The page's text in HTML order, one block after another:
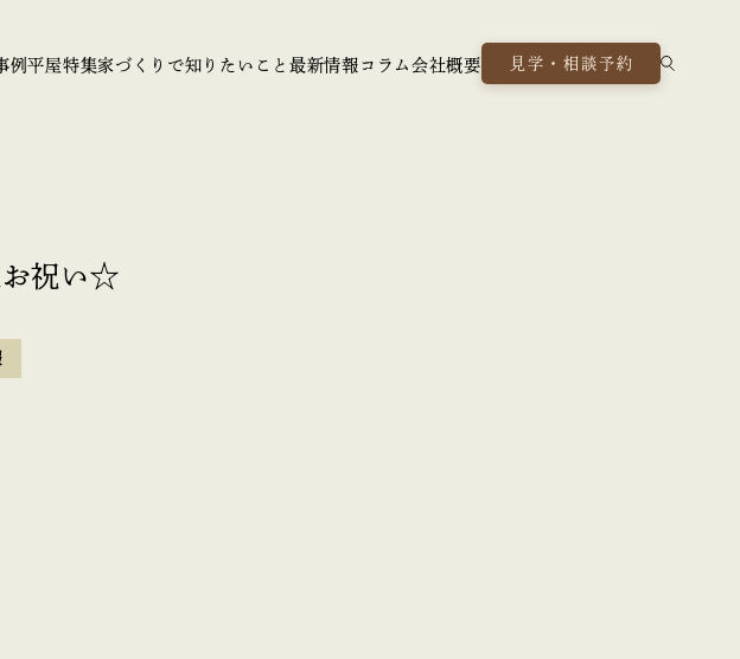
例平屋特集家づくりで知りたいこと最新情報 コラム 会社概要 見学・相談予約
祝い☆